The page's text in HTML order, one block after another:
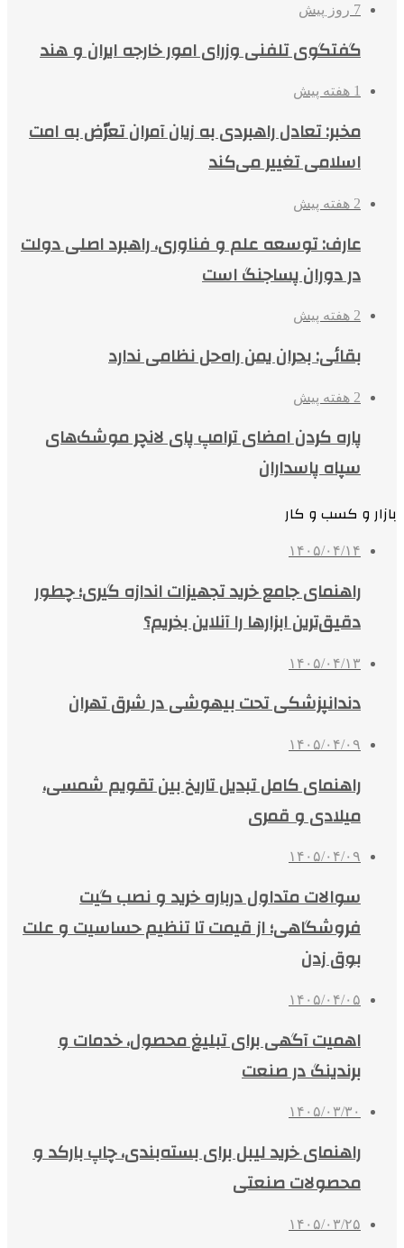
7 روز پیش
گفتگوی تلفنی وزرای امور خارجه ایران و هند
1 هفته پیش
مخبر: تعادل راهبردی به زیان آمران تعرّض به امت
اسلامی تغییر می‌کند
2 هفته پیش
عارف: توسعه علم و فناوری، راهبرد اصلی دولت
در دوران پساجنگ است
2 هفته پیش
بقائی: بحران یمن راه‌حل نظامی ندارد
2 هفته پیش
پاره کردن امضای ترامپ پای لانچر موشک‌های
سپاه پاسداران
بازار و کسب و کار
۱۴۰۵/۰۴/۱۴
راهنمای جامع خرید تجهیزات اندازه گیری؛ چطور
دقیق‌ترین ابزارها را آنلاین بخریم؟
۱۴۰۵/۰۴/۱۳
دندانپزشکی تحت بیهوشی در شرق تهران
۱۴۰۵/۰۴/۰۹
راهنمای کامل تبدیل تاریخ بین تقویم شمسی،
میلادی و قمری
۱۴۰۵/۰۴/۰۹
سوالات متداول درباره خرید و نصب گیت
فروشگاهی؛ از قیمت تا تنظیم حساسیت و علت
بوق زدن
۱۴۰۵/۰۴/۰۵
اهمیت آگهی برای تبلیغ محصول، خدمات و
برندینگ در صنعت
۱۴۰۵/۰۳/۳۰
راهنمای خرید لیبل برای بسته‌بندی، چاپ بارکد و
محصولات صنعتی
۱۴۰۵/۰۳/۲۵